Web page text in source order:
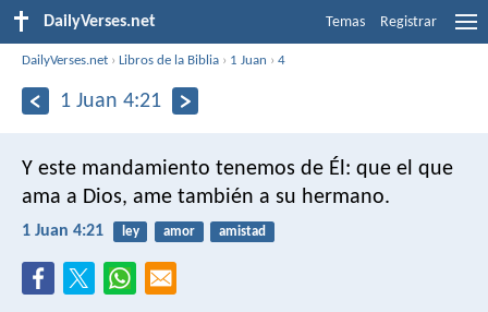
DailyVerses.net Temas Registrar
DailyVerses.net ›Libros de la Biblia › 1 Juan ›4
1 Juan 4:21
Y este mandamiento tenemos de Él: que el que
ama a Dios, ame también a su hermano.
1 Juan 4:21 ley amor amistad